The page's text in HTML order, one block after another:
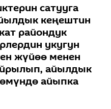
сатууга
кеңештин
райондук
укугун
жүйөө менен
айылдык
айыпка